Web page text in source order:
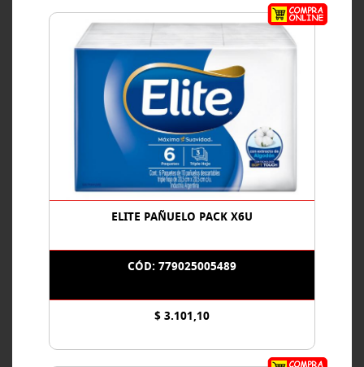
ELITE PAÑUELO PACK X6U
CÓD: 779025005489
$ 3.101,10